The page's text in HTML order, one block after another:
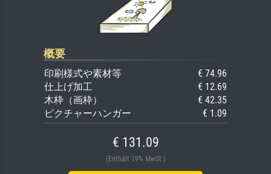
概要
印刷様式や素材等
€ 74.96
仕上げ加工
€ 12.69
木枠（画枠）
€ 42.35
ピクチャーハンガー
€ 1.09
€ 131.09
(Enthält 19% MwSt.)